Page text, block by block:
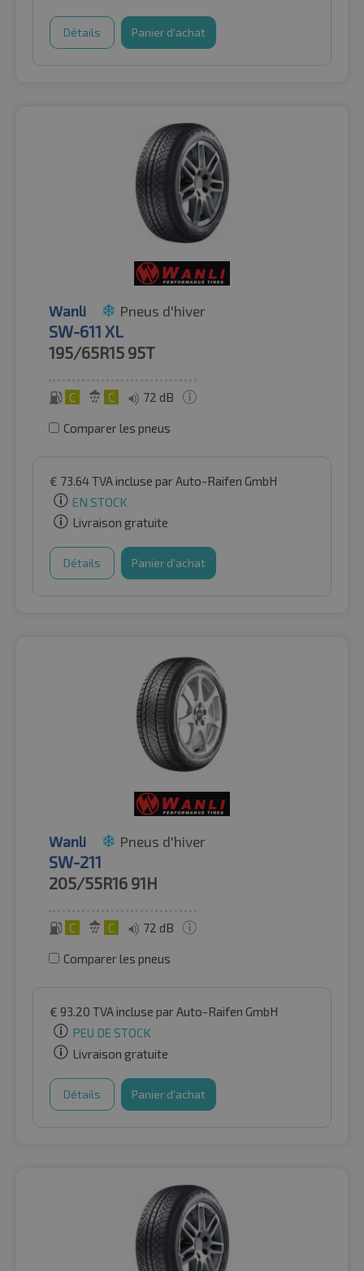
Détails Panier d'achat
Wanli Pneus d'hiver
SW-611 XL
195/65R15 95T
C C 72 dB
Comparer les pneus
€ 73.64TVA incluse par Auto-Raifen GmbH
EN STOCK
Livraison gratuite
Détails Panier d'achat
Wanli Pneus d'hiver
SW-211
205/55R16 91H
C C 72 dB
Comparer les pneus
€ 93.20 TVA incluse par Auto-Raifen GmbH
PEU DE STOCK
Livraison gratuite
Détails Panier d'achat